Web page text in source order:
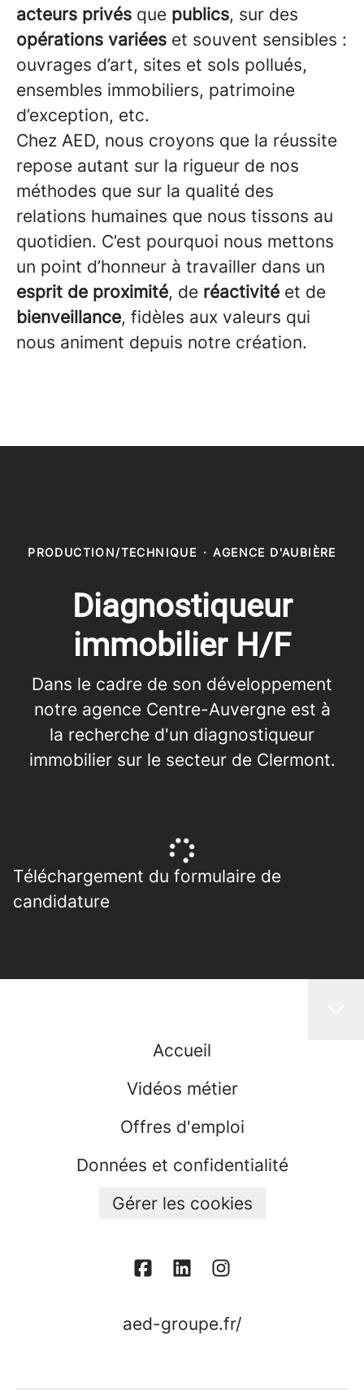
acteurs privés que publics, sur des
opérations variées et souvent sensibles :
ouvrages d’art, sites et sols pollués,
ensembles immobiliers, patrimoine
d’exception, etc.
Chez AED, nous croyons que la réussite
repose autant sur la rigueur de nos
méthodes que sur la qualité des
relations humaines que nous tissons au
quotidien. C’est pourquoi nous mettons
un point d’honneur à travailler dans un
esprit de proximité, de réactivité et de
bienveillance, fidèles aux valeurs qui
nous animent depuis notre création.
PRODUCTION/TECHNIQUE · AGENCE D'AUBIÈRE
Diagnostiqueur
immobilier H/F
Dans le cadre de son développement
notre agence Centre-Auvergne est à
la recherche d'un diagnostiqueur
immobilier sur le secteur de Clermont.
Téléchargement du formulaire de
candidature
Accueil
Vidéos métier
Offres d'emploi
Données et confidentialité
Gérer les cookies
aed-groupe.fr/